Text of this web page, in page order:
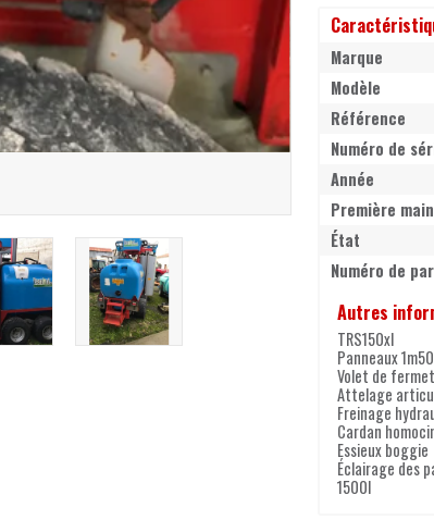
Marque
Modèle
Référence
Numéro de
Année
Première main
État
Numéro de
Autres
TRS150xl
Panneaux
Volet de
Attelage
Freinage
Cardan
Essieux boggie
Éclairage des
1500l